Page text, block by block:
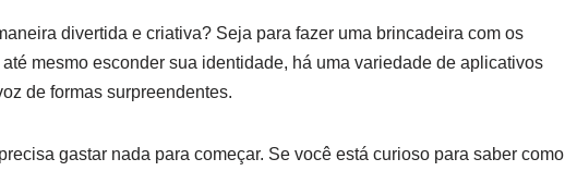
divertida e criativa? Seja para fazer uma brincadeira com os
mesmo esconder sua identidade, há uma variedade de aplicativos
de formas surpreendentes.
gastar nada para começar. Se você está curioso para saber como